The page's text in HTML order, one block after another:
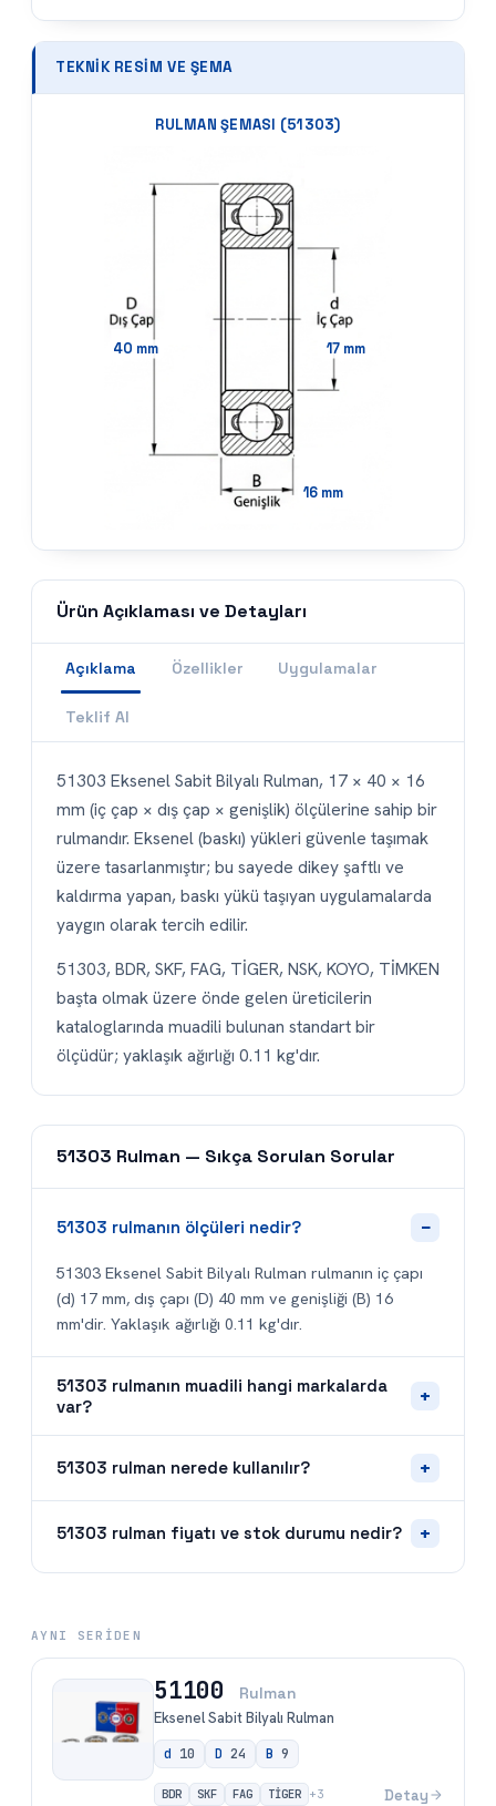
TEKNIK RESIM VE ŞEMA
RULMAN ŞEMASI (51303)
40 mm 17mm
16mm
Ürün Açıklaması ve Detayları
Açıklama Özellikler Uygulamalar
Teklif Al
51303 Eksenel Sabit Bilyalı Rulman, 17 × 40 × 16
mm (iç çap × dış çap × genişlik) ölçülerine sahip bir
rulmandır. Eksenel (baskı) yükleri güvenle taşımak
üzere tasarlanmıştır; bu sayede dikey şaftlı ve
kaldırma yapan, baskı yükü taşıyan uygulamalarda
yaygın olarak tercih edilir.
51303, BDR, SKF, FAG, TİGER, NSK, KOYO, TİMKEN
başta olmak üzere önde gelen üreticilerin
kataloglarında muadili bulunan standart bir
ölçüdür; yaklaşık ağırlığı 0.11 kg'dır.
51303 Rulman — Sıkça Sorulan Sorular
51303 rulmanın ölçüleri nedir? −
51303 Eksenel Sabit Bilyalı Rulman rulmanın iç çapı
(d) 17 mm, dış çapı (D) 40 mm ve genişliği (B) 16
mm'dir. Yaklaşık ağırlığı 0.11 kg'dır.
51303 rulmanın muadili hangi markalarda
var?
+
51303 rulman nerede kullanılır? +
51303 rulman fiyatı ve stok durumu nedir? +
AYNI SERIDEN
51100 Rulman
Eksenel Sabit Bilyalı Rulman
d 10 D 24 B 9
BDR SKF FAG TİGER +3 Detay